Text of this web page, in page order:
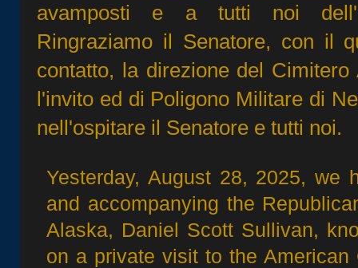
avamposti e a tutti noi
Ringraziamo il Senatore, con il
contatto, la direzione del
l'invito ed di Poligono Militare di
nell'ospitare il Senatore e tutti noi.
Yesterday, August 28, 2025, we
and accompanying the
Alaska, Daniel Scott Sullivan,
on a private visit to the American